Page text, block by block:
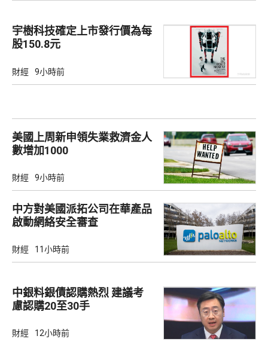
宇樹科技確定上市發行價為每
股150.8元
財經 9小時前
美國上周新申領失業救濟金人
數增加1000
財經 9小時前
中方對美國派拓公司在華產品
啟動網絡安全審查
財經 11小時前
中銀料銀債認購熱烈 建議考
慮認購20至30手
財經 12小時前